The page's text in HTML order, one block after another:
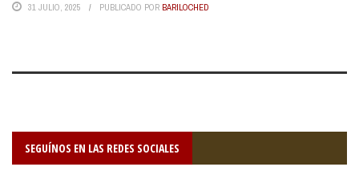
31 JULIO, 2025 PUBLICADO POR BARILOCHED
SEGUÍNOS EN LAS REDES SOCIALES